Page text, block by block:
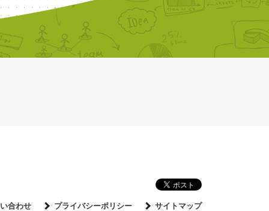
合わせ プライバシーポリシー サイトマップ